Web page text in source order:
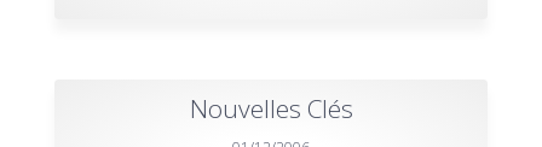
Nouvelles Clés